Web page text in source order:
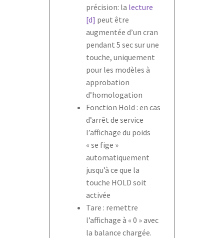
précision: la lecture
[d] peut être
augmentée d’un cran
pendant 5 sec sur une
touche, uniquement
pour les modèles à
approbation
d’homologation
Fonction Hold : en cas
d’arrêt de service
l’affichage du poids
« se fige »
automatiquement
jusqu’à ce que la
touche HOLD soit
activée
Tare : remettre
l’affichage à « 0 » avec
la balance chargée.